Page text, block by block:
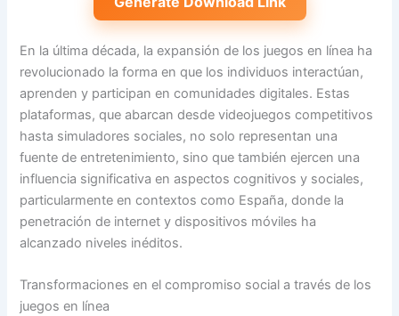
En la última década, la expansión de los juegos en línea ha
revolucionado la forma en que los individuos interactúan,
aprenden y participan en comunidades digitales. Estas
plataformas, que abarcan desde videojuegos competitivos
hasta simuladores sociales, no solo representan una
fuente de entretenimiento, sino que también ejercen una
influencia significativa en aspectos cognitivos y sociales,
particularmente en contextos como España, donde la
penetración de internet y dispositivos móviles ha
alcanzado niveles inéditos.
Transformaciones en el compromiso social a través de los
juegos en línea